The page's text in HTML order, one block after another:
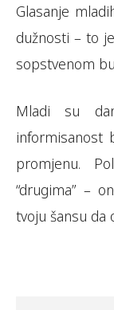
Glasanje
dužnosti – to
sopstvenom
Mladi su
informisanost
promjenu.
“drugima” –
tvoju šansu da